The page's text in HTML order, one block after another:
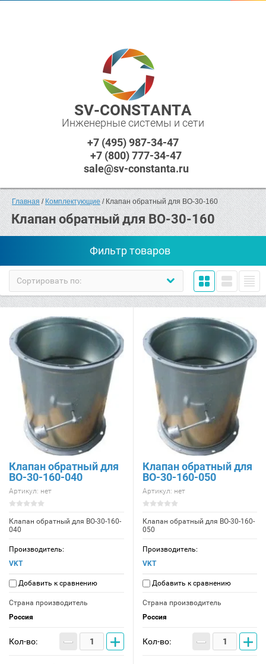
SV-CONSTANTA
Инженерные системы и сети
+7 (495) 987-34-47
+7 (800) 777-34-47
sale@sv-constanta.ru
Главная / Комплектующие / Клапан обратный для ВО-30-160
Клапан обратный для ВО-30-160
Фильтр товаров
Сортировать по:
Клапан обратный для
ВО-30-160-040
Артикул: нет
Клапан обратный для ВО-30-160-
040
Производитель:
VKT
Добавить к сравнению
Страна производитель
Россия
Кол-во: − +
Клапан обратный для
ВО-30-160-050
Артикул: нет
Клапан обратный для ВО-30-160-
050
Производитель:
VKT
Добавить к сравнению
Страна производитель
Россия
Кол-во: − +